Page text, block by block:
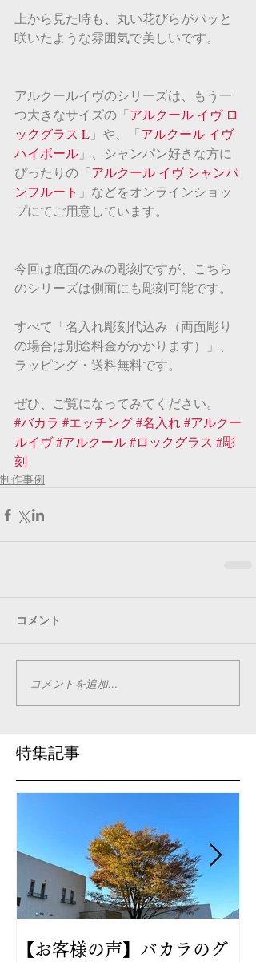
上から見た時も、丸い花びらがパッと
咲いたような雰囲気で美しいです。
アルクールイヴのシリーズは、もう一
つ大きなサイズの「アルクール イヴ ロ
ックグラス L 」や、「アルクール イヴ
ハイボール 」、シャンパン好きな方に
ぴったりの「アルクール イヴ シャンパ
ンフルート 」などをオンラインショッ
プにてご用意しています。
今回は底面のみの彫刻ですが、こちら
のシリーズは側面にも彫刻可能です。
すべて「名入れ彫刻代込み（両面彫り
の場合は別途料金がかかります）」、
ラッピング・送料無料です。
ぜひ、ご覧になってみてください。
#バカラ #エッチング#名入れ#アルクー
ルイヴ#アルクール#ロックグラス #彫
刻
制作事例
コメント
コメントを追加…
特集記事
【お客様の声】バカラのグ